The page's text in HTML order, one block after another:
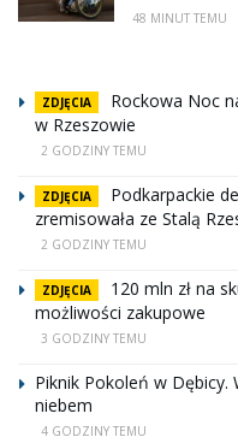
48 MINUT TEMU
ZDJĘCIA
Rockowa Noc
w Rzeszowie
2 GODZINY TEMU
ZDJĘCIA
Podkarpackie
zremisowała ze Stalą
2 GODZINY TEMU
ZDJĘCIA
120 mln zł na
możliwości zakupowe
3 GODZINY TEMU
Piknik Pokoleń w Dębicy.
niebem
4 GODZINY TEMU